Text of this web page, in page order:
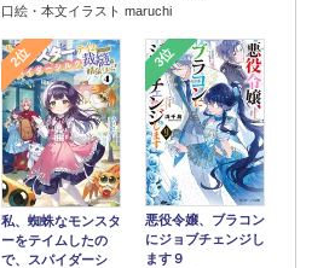
口絵・本文イラスト maruchi
2位
私、蜘蛛なモンスタ
ーをテイムしたの
で、スパイダーシ
3位
悪役令嬢、ブラコン
にジョブチェンジし
ます９